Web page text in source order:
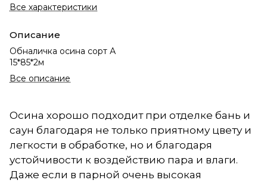
Все характеристики
Описание
Обналичка осина сорт А
15*85*2м
Все описание
Осина хорошо подходит при отделке бань и
саун благодаря не только приятному цвету и
легкости в обработке, но и благодаря
устойчивости к воздействию пара и влаги.
Даже если в парной очень высокая